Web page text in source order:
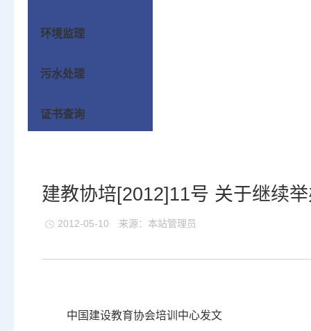
环境监理
污水处理
证书查询
建教协培[2012]11号 关于继续
2012-05-10 来源：本站管理员
中国建设教育协会培训中心发文